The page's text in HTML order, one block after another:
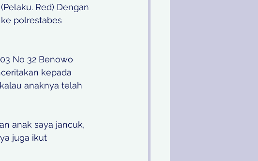
Red) Dengan
polrestabes
No 32 Benowo
kepada
anaknya telah
anak saya jancuk,
juga ikut